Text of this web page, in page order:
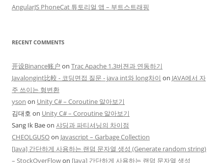
AngularJS PhoneCat 튜토리얼 앱 – 부트스트래핑
RECENT COMMENTS
开设Binance账户 on Trac Apache 1.3버젼과 연동하기
Javalongint比較 - 코딩면접 질문 - java int와 long차이 on JAVA에서 자
주 쓰이는 형변환
yson on Unity C# – Coroutine 알아보기
김대호 on Unity C# – Coroutine 알아보기
Sang Ik Baeon 샤딩과 파티셔닝의 차이점
CHEOLGUSOon Javascript – Garbage Collection
[Java] 간단하게 사용하는 랜덤 문자열 생성 (Generate random string)
– StockOverFlowon [Java] 간단하게 사용하는 랜덤 문자열 생성